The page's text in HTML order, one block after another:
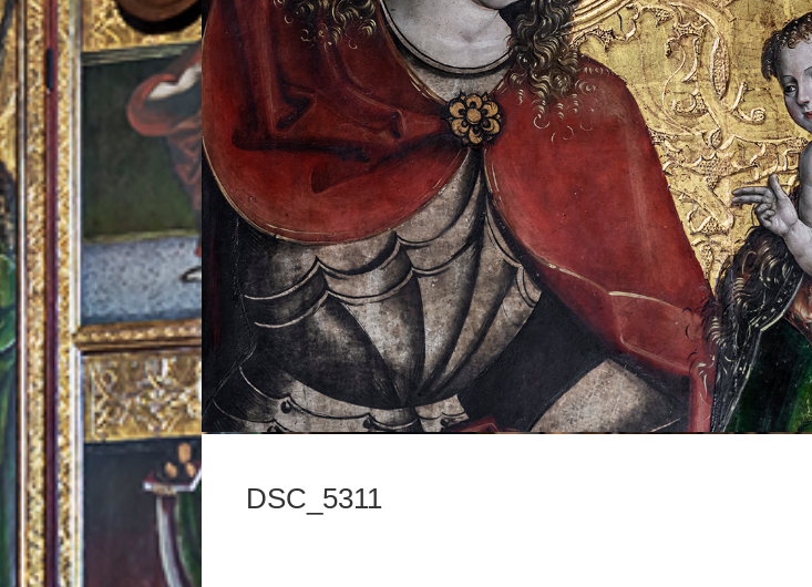
DSC_5311